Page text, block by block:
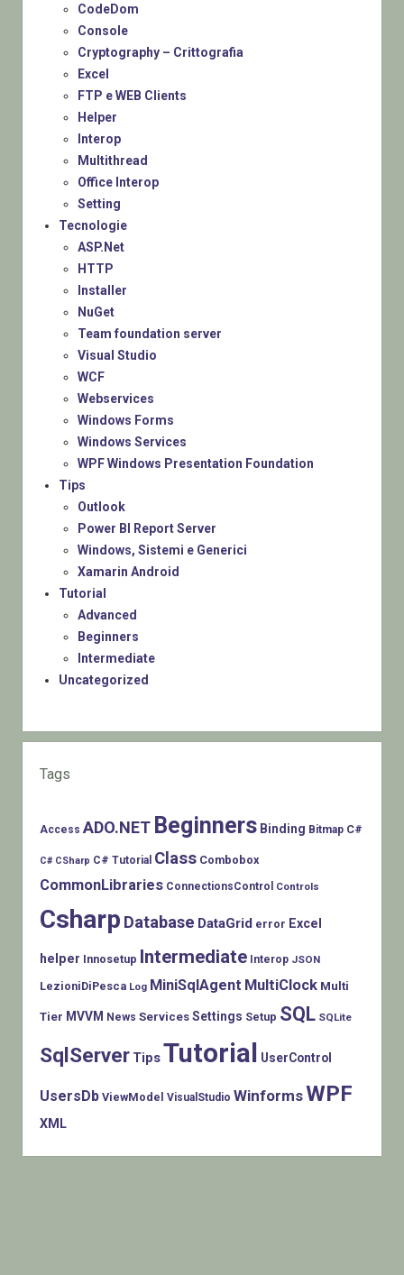
CodeDom
Console
Cryptography – Crittografia
Excel
FTP e WEB Clients
Helper
Interop
Multithread
Office Interop
Setting
Tecnologie
ASP.Net
HTTP
Installer
NuGet
Team foundation server
Visual Studio
WCF
Webservices
Windows Forms
Windows Services
WPF Windows Presentation Foundation
Tips
Outlook
Power BI Report Server
Windows, Sistemi e Generici
Xamarin Android
Tutorial
Advanced
Beginners
Intermediate
Uncategorized
Tags
Access ADO.NET Beginners Binding Bitmap C#
C# CSharp C# Tutorial Class Combobox
CommonLibraries ConnectionsControl Controls
Csharp Database DataGrid error Excel
helper Innosetup Intermediate Interop JSON
LezioniDiPesca Log MiniSqlAgent MultiClock Multi
Tier MVVM News Services Settings Setup SQL SQLite
SqlServer TipsTutorial UserControl
UsersDb ViewModel VisualStudio WinformsWPF
XML